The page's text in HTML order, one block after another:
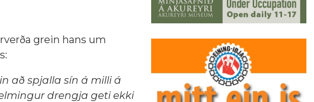
grein hans um
að spjalla sín á milli á
drengja geti ekki